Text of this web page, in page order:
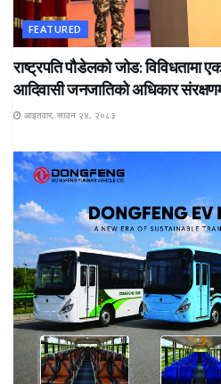
FEATURED
राष्ट्रपति पौडेलको जोड: विविधतामा
आदिवासी जनजातिको अधिकार
आइतवार, साउन २४, २०८३